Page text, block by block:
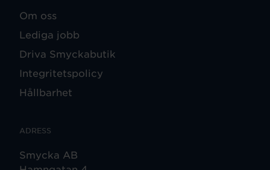
Om oss
Lediga jobb
Driva Smyckabutik
Integritetspolicy
Hållbarhet
ADRESS
Smycka AB